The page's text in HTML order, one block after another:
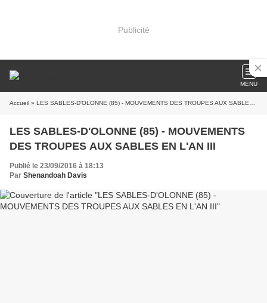
Publicité
MENU
Accueil » LES SABLES-D'OLONNE (85) - MOUVEMENTS DES TROUPES AUX SABLES EN L'AN III
LES SABLES-D'OLONNE (85) - MOUVEMENTS
DES TROUPES AUX SABLES EN L'AN III
Publié le 23/09/2016 à 18:13
Par Shenandoah Davis